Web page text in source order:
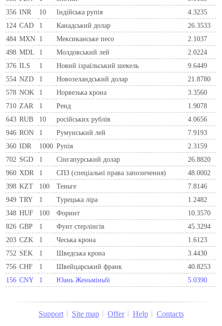
356 INR 10 Індійська рупія
4.3235
124 CAD 1 Канадський долар
26.3533
484 MXN 1 Мексиканське песо
2.1037
498 MDL 1 Молдовський лей
2.0224
376 ILS 1 Новий ізраїльський шекель
9.6449
554 NZD 1 Новозеландський долар
21.8780
578 NOK 1 Норвезька крона
3.3560
710 ZAR 1 Ренд
1.9078
643 RUB 10 російських рублів
4.0656
946 RON 1 Румунський лей
7.9193
360 IDR 1000 Рупія
2.3159
702 SGD 1 Сінгапурський долар
26.8820
960 XDR 1 СПЗ (спеціальні права запозичення)
48.0002
398 KZT 100 Теньге
7.8146
949 TRY 1 Турецька ліра
1.2482
348 HUF 100 Форинт
10.3570
826 GBP 1 Фунт стерлінгів
45.3294
203 CZK 1 Чеська крона
1.6123
752 SEK 1 Шведська крона
3.4430
756 CHF 1 Швейцарський франк
40.8253
156 CNY 1 Юань Женьміньбі 5.0390
Support Site map Offer Help Contacts